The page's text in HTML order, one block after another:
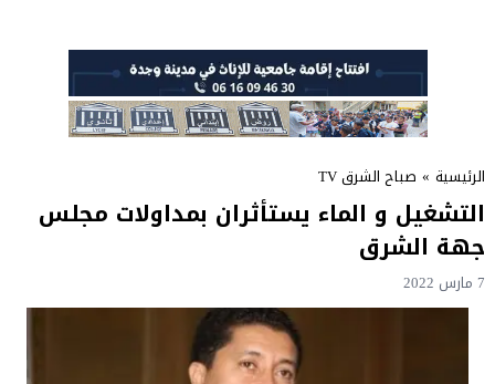
الرئيسية » صباح الشرق TV
التشغيل و الماء يستأثران بمداولات مجلس
جهة الشرق
7 مارس 2022